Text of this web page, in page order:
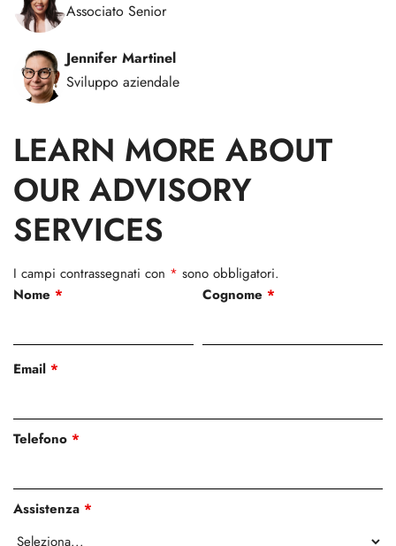
Associato Senior
Jennifer Martinel
Sviluppo aziendale
LEARN MORE ABOUT
OUR ADVISORY
SERVICES
I campi contrassegnati con * sono obbligatori.
Nome * Cognome *
Email *
Telefono *
Assistenza *